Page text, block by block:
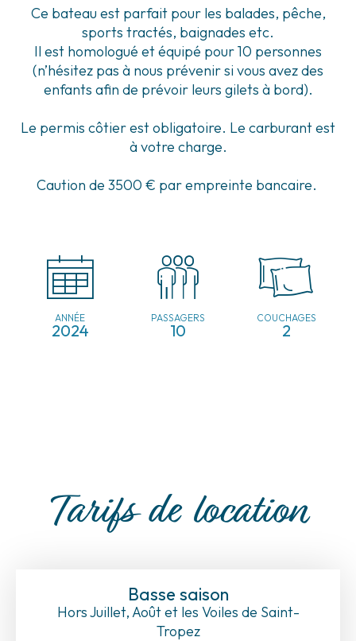
Ce bateau est parfait pour les balades, pêche,
sports tractés, baignades etc.
Il est homologué et équipé pour 10 personnes
(n’hésitez pas à nous prévenir si vous avez des
enfants afin de prévoir leurs gilets à bord).
Le permis côtier est obligatoire. Le carburant est
à votre charge.
Caution de 3500 € par empreinte bancaire.
ANNÉE
2024
PASSAGERS
10
COUCHAGES
2
Tarifs de location
Basse saison
Hors Juillet, Août et les Voiles de Saint-
Tropez